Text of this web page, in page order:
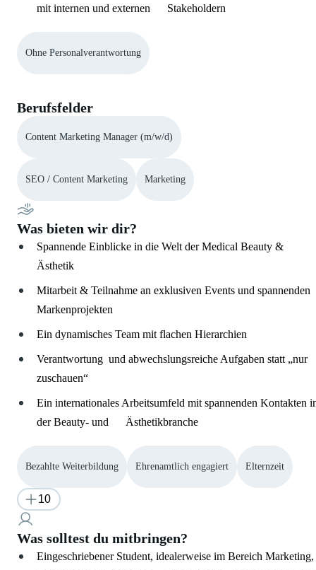
mit internen und externen Stakeholdern
Ohne Personalverantwortung
Berufsfelder
Content Marketing Manager (m/w/d)
SEO / Content Marketing Marketing
Was bieten wir dir?
Spannende Einblicke in die Welt der Medical Beauty &
Ästhetik
Mitarbeit & Teilnahme an exklusiven Events und spannenden
Markenprojekten
Ein dynamisches Team mit flachen Hierarchien
Verantwortung und abwechslungsreiche Aufgaben statt „nur
zuschauen“
Ein internationales Arbeitsumfeld mit spannenden Kontakten
der Beauty- und Ästhetikbranche
Bezahlte Weiterbildung Ehrenamtlich engagiert Elternzeit
10
Was solltest du mitbringen?
Eingeschriebener Student, idealerweise im Bereich Marketing,